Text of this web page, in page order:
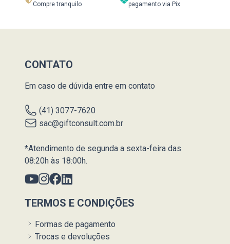
Compre tranquilo
pagamento via Pix
CONTATO
Em caso de dúvida entre em contato
(41) 3077-7620
sac@giftconsult.com.br
*Atendimento de segunda a sexta-feira das
08:20h às 18:00h.
TERMOS E CONDIÇÕES
Formas de pagamento
Trocas e devoluções